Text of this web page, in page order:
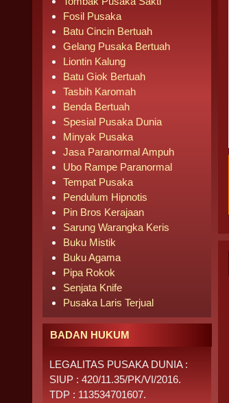
Fosil Pusaka
Batu Cincin Bertuah
Gelang Pusaka Bertuah
Liontin Kalung
Batu Giok Bertuah
Tasbih Karomah
Benda Bertuah
Spesial Pusaka Dunia
Minyak Pusaka
Jasa Paranormal Ampuh
Ubo Rampe Paranormal
Tempat Pusaka
Pendulum Hipnotis
Pin Bros Kerajaan
Sarung Warangka Keris
Buku Mistik
Buku Agama
Pipa Rokok
Senjata Knife
Pusaka Laris Terjual
BADAN HUKUM
LEGALITAS PUSAKA DUNIA :
SIUP : 420/11.35/PK/VI/2016.
TDP : 113534701607.